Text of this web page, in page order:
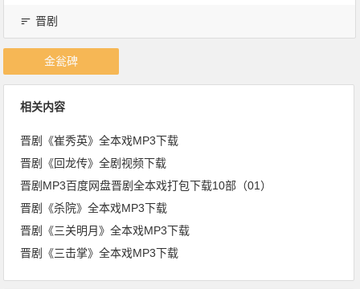
晋剧
金瓮碑
相关内容
晋剧《崔秀英》全本戏MP3下载
晋剧《回龙传》全剧视频下载
晋剧MP3百度网盘晋剧全本戏打包下载10部（01）
晋剧《杀院》全本戏MP3下载
晋剧《三关明月》全本戏MP3下载
晋剧《三击掌》全本戏MP3下载